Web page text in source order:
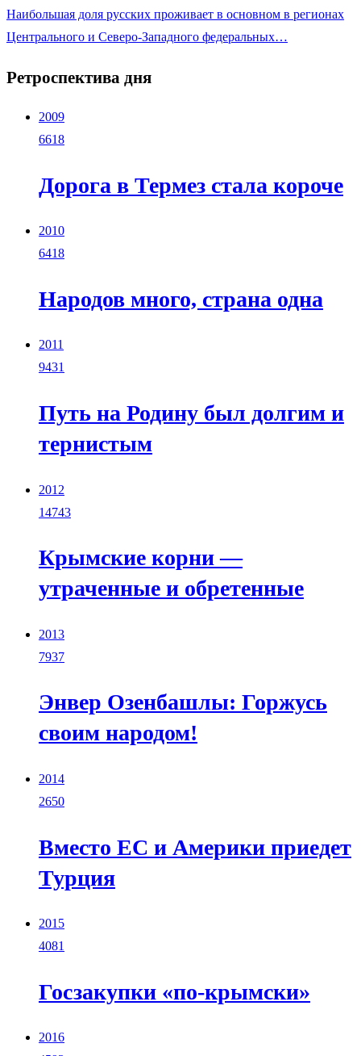
Наибольшая доля русских проживает в основном в регионах
Центрального и Северо-Западного федеральных…
Ретроспектива дня
2009
6618
Дорога в Термез стала короче
2010
6418
Народов много, страна одна
2011
9431
Путь на Родину был долгим и
тернистым
2012
14743
Крымские корни —
утраченные и обретенные
2013
7937
Энвер Озенбашлы: Горжусь
своим народом!
2014
2650
Вместо ЕС и Америки приедет
Турция
2015
4081
Госзакупки «по-крымски»
2016